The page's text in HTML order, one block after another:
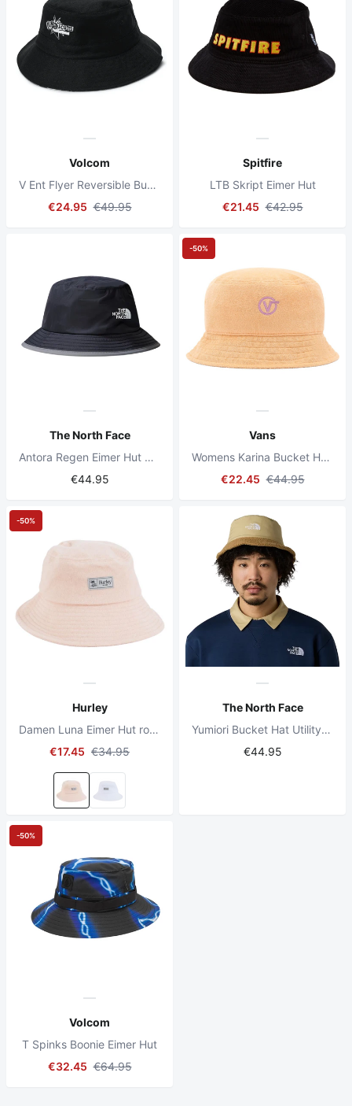
Volcom
V Ent Flyer Reversible Bucket Hat Black Combo
€24.95 €49.95
Spitfire
LTB Skript Eimer Hut
€21.45 €42.95
The North Face
Antora Regen Eimer Hut TNF Schwarz/Rauchperle
€44.95
Vans
Womens Karina Bucket Hat Narcissus
€22.45 €44.95
-50%
Hurley
Damen Luna Eimer Hut rosa Farbton
€17.45 €34.95
-50%
The North Face
Yumiori Bucket Hat Utility Brown Khaki Stone
€44.95
Volcom
T Spinks Boonie Eimer Hut
€32.45 €64.95
-50%